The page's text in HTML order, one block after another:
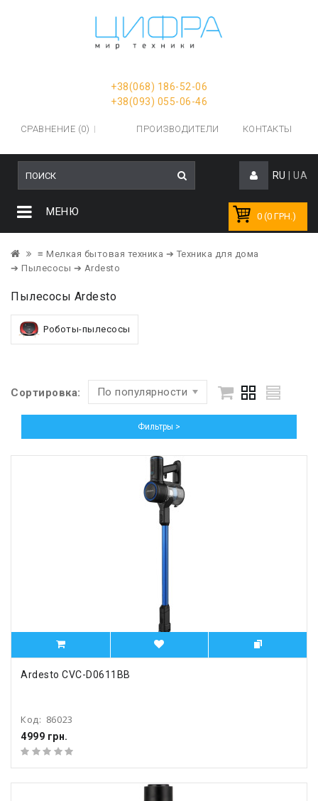
+38(068) 186-52-06
+38(093) 055-06-46
СРАВНЕНИЕ (0) ПРОИЗВОДИТЕЛИ КОНТАКТЫ
RU UA
0 (0 ГРН.)
МЕНЮ
≡ Мелкая бытовая техника ➔ Техника для дома
➔ Пылесосы ➔ Ardesto
Пылесосы Ardesto
Роботы-пылесосы
Сортировка: По популярности
Фильтры >
Ardesto CVC-D0611BB
Код: 86023
4999 грн.